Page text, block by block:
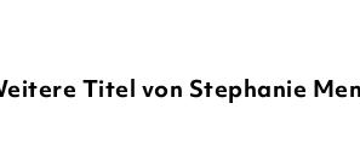
Titel von Stephanie